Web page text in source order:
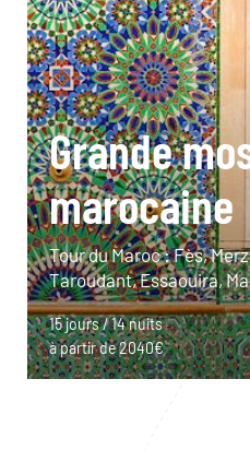
Grande
marocaine
Tour du Maroc : Fès,
Taroudant, Essaouira,
15 jours / 14 nuits
à partir de 2040€